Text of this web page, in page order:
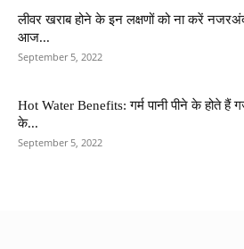
लीवर खराब होने के इन लक्षणों को ना करें
आज...
September 5, 2022
Hot Water Benefits: गर्म पानी पीने के होते हैं
के...
September 5, 2022